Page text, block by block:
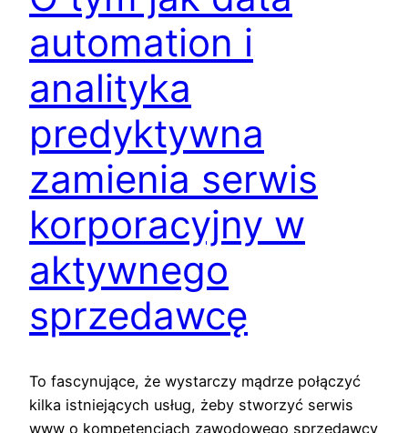
automation i
analityka
predyktywna
zamienia serwis
korporacyjny w
aktywnego
sprzedawcę
To fascynujące, że wystarczy mądrze połączyć
kilka istniejących usług, żeby stworzyć serwis
www o kompetencjach zawodowego sprzedawcy